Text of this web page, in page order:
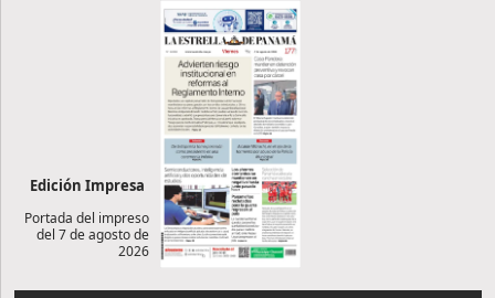
Edición Impresa
Portada del impreso
del 7 de agosto de
2026